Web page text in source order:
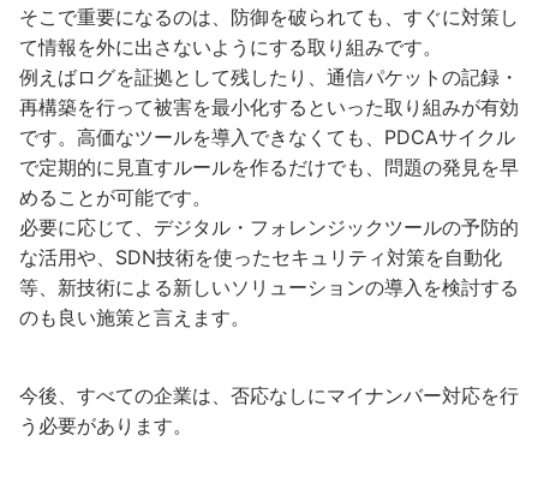
そこで重要になるのは、防御を破られても、すぐに対策し
て情報を外に出さないようにする取り組みです。
例えばログを証拠として残したり、通信パケットの記録・
再構築を行って被害を最小化するといった取り組みが有効
です。高価なツールを導入できなくても、PDCAサイクル
で定期的に見直すルールを作るだけでも、問題の発見を早
めることが可能です。
必要に応じて、デジタル・フォレンジックツールの予防的
な活用や、SDN技術を使ったセキュリティ対策を自動化
等、新技術による新しいソリューションの導入を検討する
のも良い施策と言えます。
今後、すべての企業は、否応なしにマイナンバー対応を行
う必要があります。